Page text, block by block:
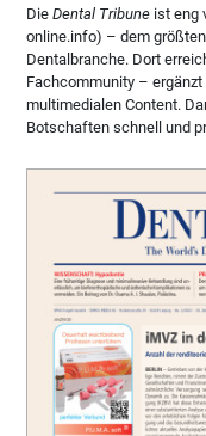
DieDental Tribune ist eng
online.info) – dem
Dentalbranche. Dort
Fachcommunity –
multimedialen Content.
Botschaften schnell und